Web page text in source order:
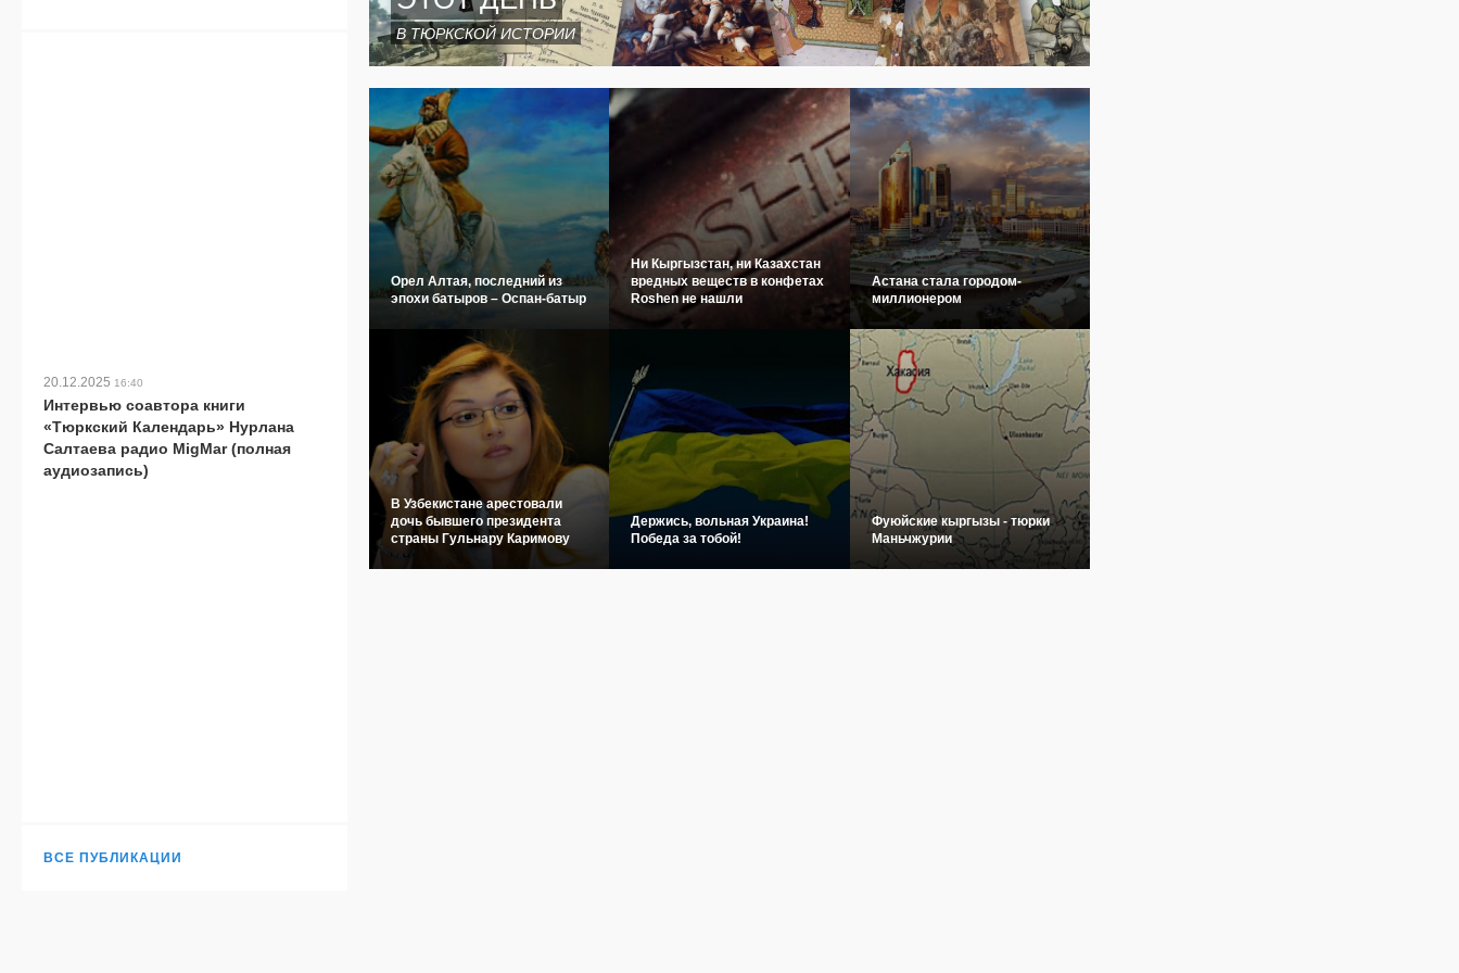
В ТЮРКСКОЙ ИСТОРИИ
Орел Алтая, последний из
эпохи батыров – Оспан-батыр
Ни Кыргызстан, ни Казахстан
вредных веществ в конфетах
Roshen не нашли
Астана стала городом-
миллионером
В Узбекистане арестовали
дочь бывшего президента
страны Гульнару Каримову
Держись, вольная Украина!
Победа за тобой!
Фуюйские кыргызы - тюрки
Маньчжурии
20.12.2025 16:40
Интервью соавтора книги
«Тюркский Календарь» Нурлана
Салтаева радио MigMar (полная
аудиозапись)
ВСЕ ПУБЛИКАЦИИ